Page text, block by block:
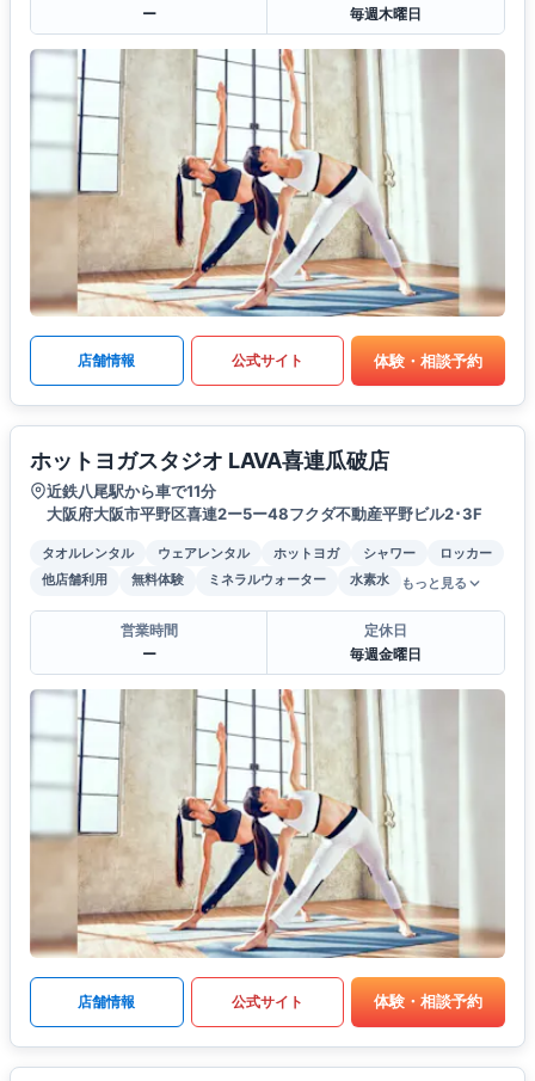
ー
毎週木曜日
店舗情報 公式サイト 体験・相談予約
ホットヨガスタジオ LAVA喜連瓜破店
近鉄八尾駅から車で11分
大阪府大阪市平野区喜連2ー5ー48フクダ不動産平野ビル2･3F
タオルレンタル ウェアレンタル ホットヨガ シャワー
ロッカー
他店舗利用
無料体験 ミネラルウォーター 水素水 もっと見る
営業時間
ー
定休日
毎週金曜日
店舗情報 公式サイト 体験・相談予約